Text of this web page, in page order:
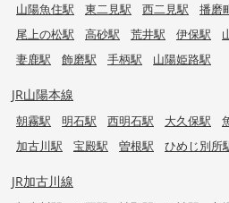
山陽魚住駅
東二見駅 西二見駅 播磨
尾上の松駅
高砂駅 荒井駅 伊保駅
妻鹿駅
飾磨駅 手柄駅 山陽姫路駅
JR山陽本線
朝霧駅 明石駅 西明石駅 大久保駅
加古川駅
宝殿駅 曽根駅 ひめじ別所
JR加古川線